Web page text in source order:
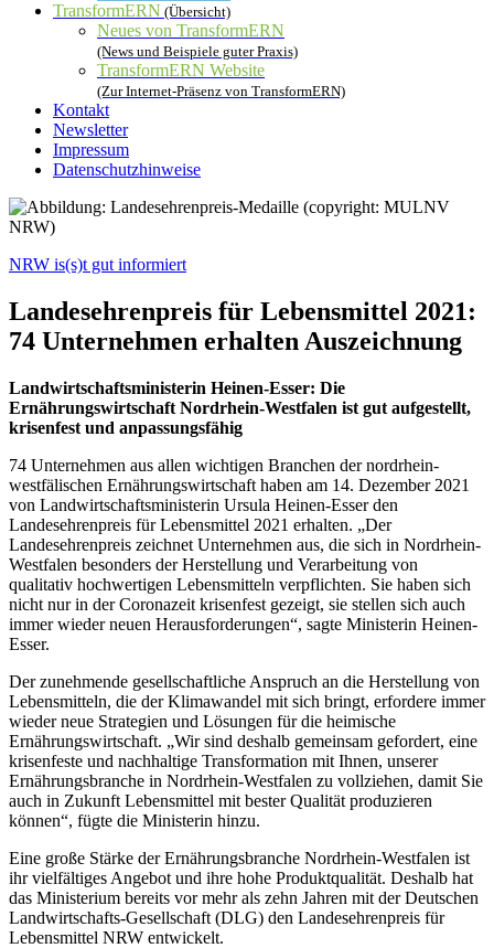
TransformERN (Übersicht)
Neues von TransformERN
(News und Beispiele guter Praxis)
TransformERN Website
(Zur Internet-Präsenz von TransformERN)
Kontakt
Newsletter
Impressum
Datenschutzhinweise
NRW is(s)t gut informiert
Landesehrenpreis für Lebensmittel 2021:
74 Unternehmen erhalten Auszeichnung
Landwirtschaftsministerin Heinen-Esser: Die
Ernährungswirtschaft Nordrhein-Westfalen ist gut aufgestellt,
krisenfest und anpassungsfähig
74 Unternehmen aus allen wichtigen Branchen der nordrhein-
westfälischen Ernährungswirtschaft haben am 14. Dezember 2021
von Landwirtschaftsministerin Ursula Heinen-Esser den
Landesehrenpreis für Lebensmittel 2021 erhalten. „Der
Landesehrenpreis zeichnet Unternehmen aus, die sich in Nordrhein-
Westfalen besonders der Herstellung und Verarbeitung von
qualitativ hochwertigen Lebensmitteln verpflichten. Sie haben sich
nicht nur in der Coronazeit krisenfest gezeigt, sie stellen sich auch
immer wieder neuen Herausforderungen“, sagte Ministerin Heinen-
Esser.
Der zunehmende gesellschaftliche Anspruch an die Herstellung von
Lebensmitteln, die der Klimawandel mit sich bringt, erfordere immer
wieder neue Strategien und Lösungen für die heimische
Ernährungswirtschaft. „Wir sind deshalb gemeinsam gefordert, eine
krisenfeste und nachhaltige Transformation mit Ihnen, unserer
Ernährungsbranche in Nordrhein-Westfalen zu vollziehen, damit Sie
auch in Zukunft Lebensmittel mit bester Qualität produzieren
können“, fügte die Ministerin hinzu.
Eine große Stärke der Ernährungsbranche Nordrhein-Westfalen ist
ihr vielfältiges Angebot und ihre hohe Produktqualität. Deshalb hat
das Ministerium bereits vor mehr als zehn Jahren mit der Deutschen
Landwirtschafts-Gesellschaft (DLG) den Landesehrenpreis für
Lebensmittel NRW entwickelt.